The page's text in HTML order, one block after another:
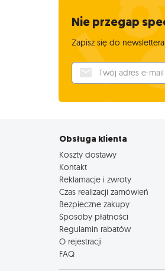
Nie przegap
Zapisz się do
Twój adres e-mail
Obsługa klienta
Koszty dostawy
Kontakt
Reklamacje i zwroty
Czas realizacji zamówień
Bezpieczne zakupy
Sposoby płatności
Regulamin rabatów
O rejestracji
FAQ